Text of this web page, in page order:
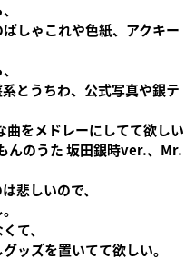
しゃこれや色紙、アクキー
とうちわ、公式写真や銀テ
曲をメドレーにしてて欲しい
んのうた 坂田銀時ver.、Mr.
悲しいので、
て、
ッズを置いてて欲しい。